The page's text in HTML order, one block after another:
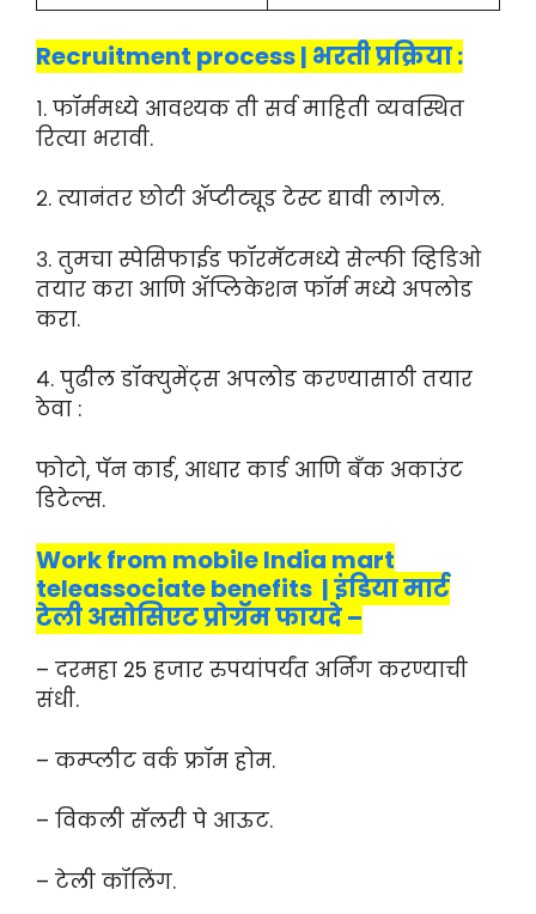
Recruitment process | भरती प्रक्रिया :
१. फॉर्ममध्ये आवश्यक ती सर्व माहिती व्यवस्थित
रित्या भरावी.
२. त्यानंतर छोटी ॲप्टीट्यूड टेस्ट द्यावी लागेल.
३. तुमचा स्पेसिफाईड फॉरमॅटमध्ये सेल्फी व्हिडिओ
तयार करा आणि ॲप्लिकेशन फॉर्म मध्ये अपलोड
करा.
४. पुढील डॉक्युमेंट्स अपलोड करण्यासाठी तयार
ठेवा :
फोटो, पॅन कार्ड, आधार कार्ड आणि बँक अकाउंट
डिटेल्स.
Work from mobile India mart
teleassociate benefits | इंडिया मार्ट
टेली असोसिएट प्रोग्रॅम फायदे –
– दरमहा 25 हजार रुपयांपर्यंत अर्निंग करण्याची
संधी.
– कम्प्लीट वर्क फ्रॉम होम.
– विकली सॅलरी पे आऊट.
– टेली कॉलिंग.